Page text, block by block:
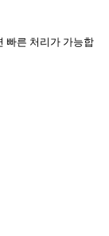
빠른 처리가 가능합